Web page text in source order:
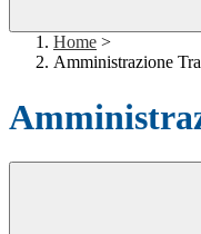
Home >
Amministrazione